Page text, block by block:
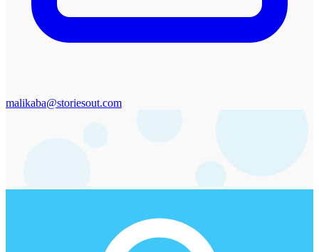
malikaba@storiesout.com